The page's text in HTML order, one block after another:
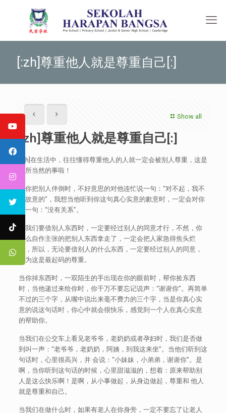
[:zh]尊重他人就是尊重自己[:]
Show all
[:zh]尊重他人就是尊重自己[:]
[:zh]在生活中，往往懂得尊重他人的人就一定会被别人尊重，这是
理所当然的事啦！
当你把别人伴倒时，不好意思的对他连忙说一句：“对不起，我不
是故意的”，我想当他听到你这句真心实意的歉意时，一定会对你
说一句：“没有关系”。
当我们要借别人东西时，一定要经过别人的同意才行，不然，你
这么自作主张的把别人东西拿走了，一定会把人家急得焦头烂
耳，所以，无论要借别人的什么东西，一定要经过别人的同意，
因为这是最起码的尊重。
当你掉东西时，一双陌生的手出现在你的眼前时，帮你捡东西
时，当他递过来给你时，你千万不要忘记说声：“谢谢你”。再简单
不过的三个字，从嘴中说出来毫不费力的三个字，当是你真心实
意的说这句话时，你心中就会很快乐，感觉到一个人在真心实意
的帮助你。
当我们在公交车上看见老爷爷，老奶奶或者孕妇时，我们是否做
到叫一声：“老爷爷，老奶奶，阿姨，到我这来坐”。当他们听到这
句话时，心里很高兴，并 会说：“小妹妹，小弟弟，谢谢你”。是
啊，当你听到这句话的时候，心里甜滋滋的，想着：原来帮助别
人是这么快乐啊！是啊，从小事做起，从身边做起，尊重和 他人
就是尊重和自己。
当我们在做什么时，如果有老人在你身旁，一定不要忘了让老人